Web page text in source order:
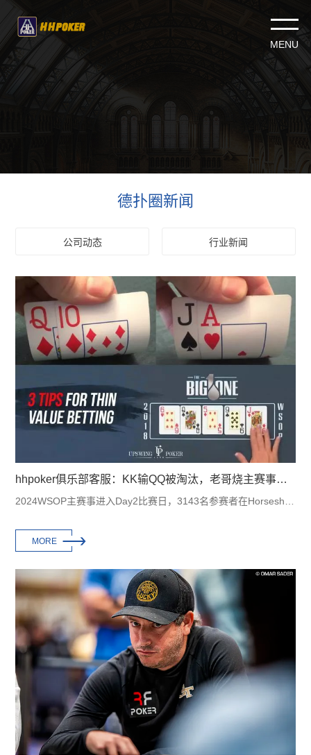
德扑圈新闻
公司动态 行业新闻
hhpoker俱乐部客服：KK输QQ被淘汰，老哥烧主赛事衣服泄愤！
MORE 